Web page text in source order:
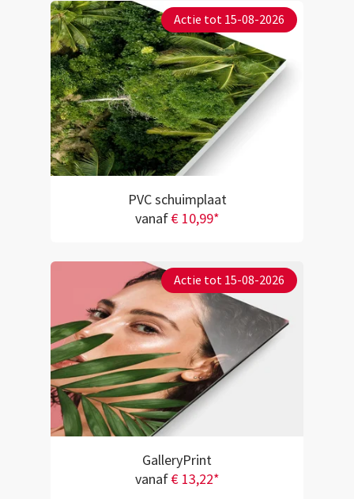
Actie tot 15-08-2026
PVC schuimplaat
vanaf€ 10,99*
Actie tot 15-08-2026
GalleryPrint
vanaf€ 13,22*